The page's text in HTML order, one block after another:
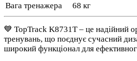
Вага тренажера
68 кг
💙 TopTrack K8731T – це надійний
тренувань, що поєднує сучасний
широкий функціонал для